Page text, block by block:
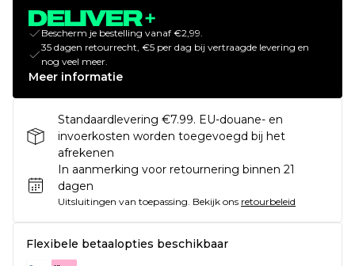
Bescherm je bestelling vanaf €2,99.
35 dagen retourrecht, €5 per dag bij vertraagde levering en
nog veel meer.
Meer informatie
Standaardlevering €7.99. EU-douane- en
invoerkosten worden toegevoegd bij het
afrekenen
In aanmerking voor retournering binnen 21
dagen
Uitsluitingen van toepassing. Bekijk ons retourbeleid
Flexibele betaalopties beschikbaar